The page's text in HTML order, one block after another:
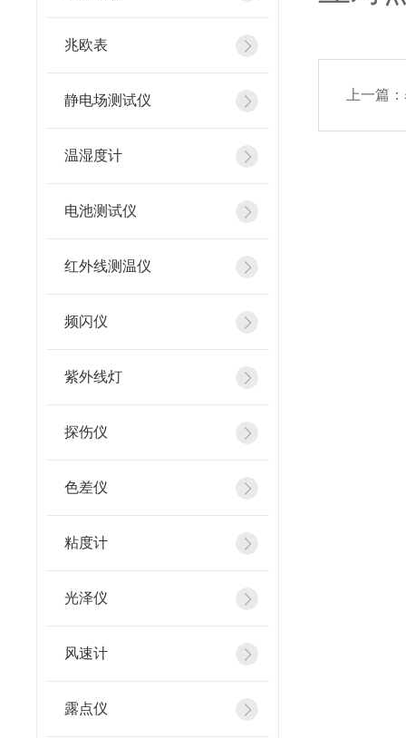
兆欧表
静电场测试仪
温湿度计
电池测试仪
红外线测温仪
频闪仪
紫外线灯
探伤仪
色差仪
粘度计
光泽仪
风速计
露点仪
上一篇：